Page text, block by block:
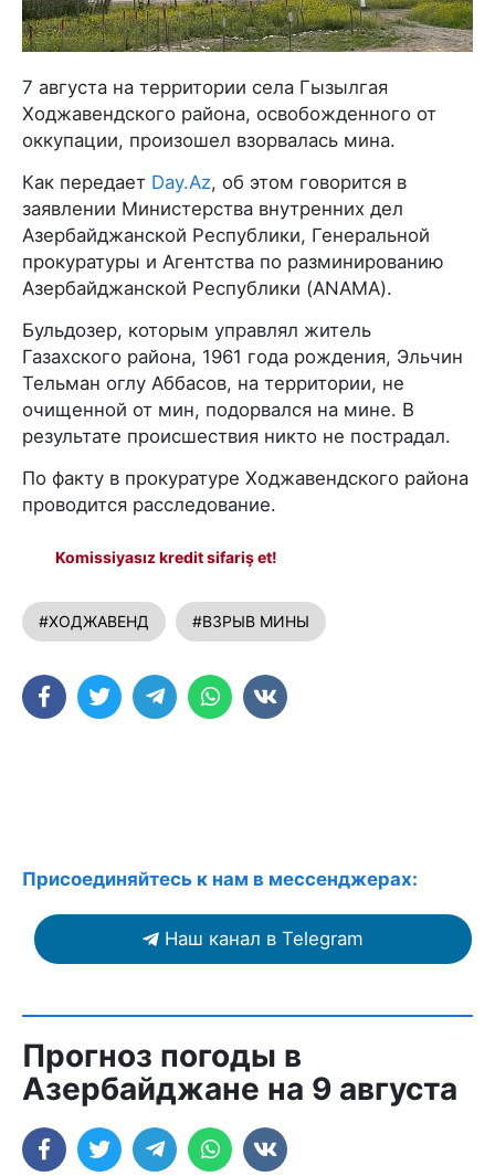
7 августа на территории села Гызылгая
Ходжавендского района, освобожденного от
оккупации, произошел взорвалась мина.
Как передает Day.Az, об этом говорится в
заявлении Министерства внутренних дел
Азербайджанской Республики, Генеральной
прокуратуры и Агентства по разминированию
Азербайджанской Республики (ANAMA).
Бульдозер, которым управлял житель
Газахского района, 1961 года рождения, Эльчин
Тельман оглу Аббасов, на территории, не
очищенной от мин, подорвался на мине. В
результате происшествия никто не пострадал.
По факту в прокуратуре Ходжавендского района
проводится расследование.
Komissiyasız kredit sifariş et!
#ХОДЖАВЕНД #ВЗРЫВ МИНЫ
Присоединяйтесь к нам в мессенджерах:
Наш канал в Telegram
Прогноз погоды в
Азербайджане на 9 августа